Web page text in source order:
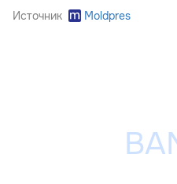
Источник Moldpres